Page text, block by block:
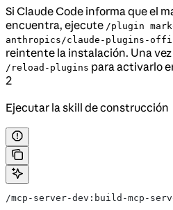
Si Claude Code informa que el
encuentra, ejecute /plugin
anthropics/claude-plugins-
reintente la instalación. Una
/reload-plugins para activarlo
2
Ejecutar la skill de construcción
/mcp-server-dev:build-mcp-